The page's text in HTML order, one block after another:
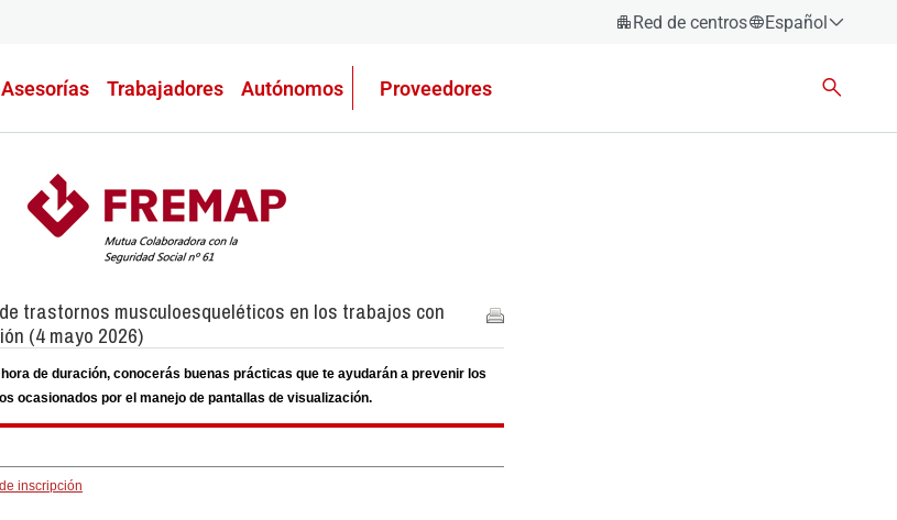
Red de centros
Español
Asesorías Trabajadores Autónomos Proveedores